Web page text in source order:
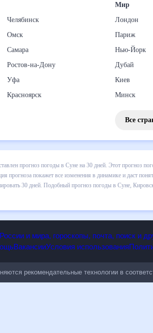
Челябинск
Омск
Самара
Ростов-на-Дону
Уфа
Красноярск
Мир
Лондон
Париж
Нью-Йорк
Дубай
Киев
Минск
Все
представлен прогноз погоды в Суне на
выпадении осадков т.д. Хорошая
в ближайший месяц, к каким изменениям
область, Россия, на 30 дней
и мира, гороскопы, почта, поиск
рекомендательные технологии в